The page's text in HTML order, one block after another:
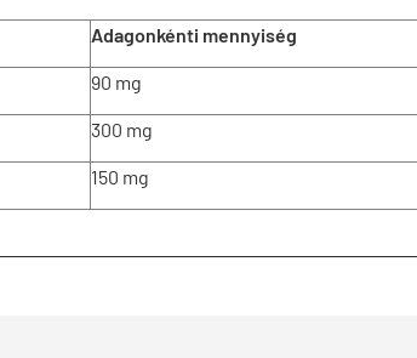
Adagonkénti mennyiség
90 mg
300 mg
150 mg